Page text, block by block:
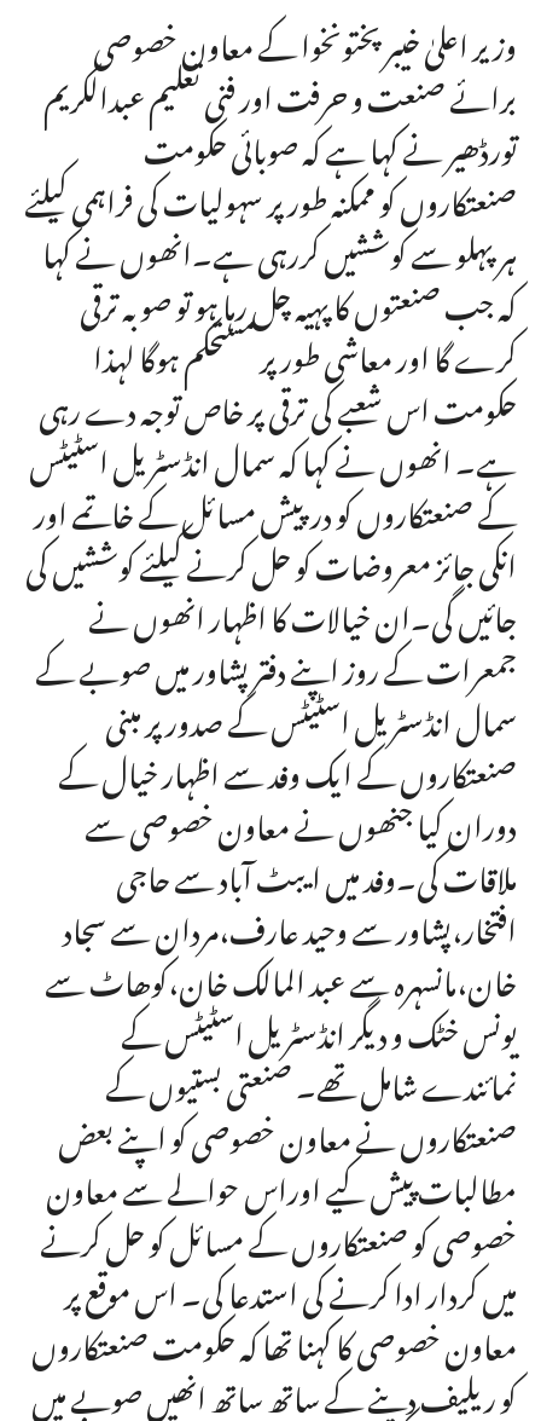
وزیر اعلیٰ خیبر پختونخوا کے معاون خصوصی
برائے صنعت و حرفت اور فنی تعلیم عبدالکریم
تورڈھیر نے کہا ہے کہ صوبائی حکومت
صنعتکاروں کو ممکنہ طور پر سہولیات کی فراہمی کیلئے
ہر پہلو سے کوششیں کررہی ہے۔انھوں نے کہا
کہ جب صنعتوں کا پہیہ چل رہا ہو تو صوبہ ترقی
کرے گا اور معاشی طور پر مستحکم ہوگا لہذا
حکومت اس شعبے کی ترقی پر خاص توجہ دے رہی
ہے۔ انھوں نے کہا کہ سمال انڈسٹریل اسٹیٹس
کے صنعتکاروں کو درپیش مسائل کے خاتمے اور
انکی جائز معروضات کو حل کرنے کیلئے کوششیں کی
جائیں گی۔ان خیالات کا اظہار انھوں نے
جمعرات کے روز اپنے دفتر پشاور میں صوبے کے
سمال انڈسٹریل اسٹیٹس کے صدور پر مبنی
صنعتکاروں کے ایک وفد سے اظہار خیال کے
دوران کیا جنھوں نے معاون خصوصی سے
ملاقات کی۔وفد میں ایبٹ آباد سے حاجی
افتخار،پشاور سے وحید عارف،مردان سے سجاد
خان،مانسہرہ سے عبد المالک خان،کوھاٹ سے
یونس خٹک و دیگر انڈسٹریل اسٹیٹس کے
نمائندے شامل تھے۔ صنعتی بستیوں کے
صنعتکاروں نے معاون خصوصی کو اپنے بعض
مطالبات پیش کیے اوراس حوالے سے معاون
خصوصی کو صنعتکاروں کے مسائل کو حل کرنے
میں کردار ادا کرنے کی استدعا کی۔ اس موقع پر
معاون خصوصی کا کہنا تھا کہ حکومت صنعتکاروں
کو ریلیف دینے کے ساتھ ساتھ انھیں صوبے میں